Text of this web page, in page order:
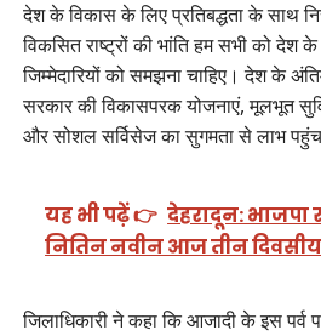
देश के विकास के लिए प्रतिबद्धता के साथ
विकसित राष्ट्रों की भांति हम सभी को देश
जिम्मेदारियों को समझना चाहिए। देश के
सरकार की विकासपरक योजनाएं, मूलभूत
और सोशल सर्विसेज का सुगमता से लाभ
यह भी पढ़ें 👉 देहरादून: भाजपा
नितिन नवीन आज तीन दिवसीय
जिलाधिकारी ने कहा कि आजादी के इस